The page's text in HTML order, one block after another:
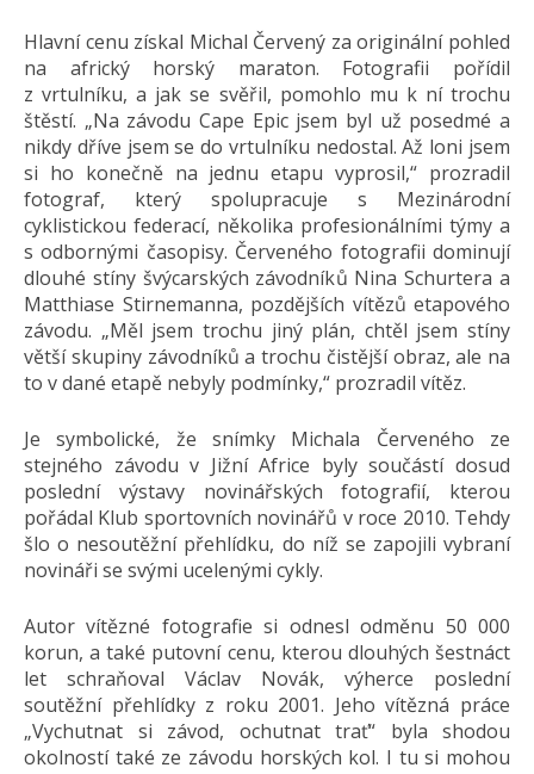
Hlavní cenu získal Michal Červený za originální pohled
na africký horský maraton. Fotografii pořídil
z vrtulníku, a jak se svěřil, pomohlo mu k ní trochu
štěstí. „Na závodu Cape Epic jsem byl už posedmé a
nikdy dříve jsem se do vrtulníku nedostal. Až loni jsem
si ho konečně na jednu etapu vyprosil,“ prozradil
fotograf, který spolupracuje s Mezinárodní
cyklistickou federací, několika profesionálními týmy a
s odbornými časopisy. Červeného fotografii dominují
dlouhé stíny švýcarských závodníků Nina Schurtera a
Matthiase Stirnemanna, pozdějších vítězů etapového
závodu. „Měl jsem trochu jiný plán, chtěl jsem stíny
větší skupiny závodníků a trochu čistější obraz, ale na
to v dané etapě nebyly podmínky,“ prozradil vítěz.
Je symbolické, že snímky Michala Červeného ze
stejného závodu v Jižní Africe byly součástí dosud
poslední výstavy novinářských fotografií, kterou
pořádal Klub sportovních novinářů v roce 2010. Tehdy
šlo o nesoutěžní přehlídku, do níž se zapojili vybraní
novináři se svými ucelenými cykly.
Autor vítězné fotografie si odnesl odměnu 50 000
korun, a také putovní cenu, kterou dlouhých šestnáct
let schraňoval Václav Novák, výherce poslední
soutěžní přehlídky z roku 2001. Jeho vítězná práce
„Vychutnat si závod, ochutnat trať“ byla shodou
okolností také ze závodu horských kol. I tu si mohou